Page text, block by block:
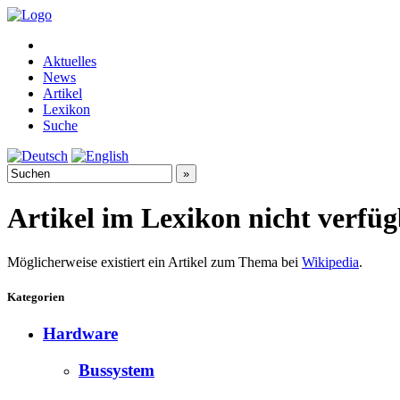
Aktuelles
News
Artikel
Lexikon
Suche
Artikel im Lexikon nicht
Möglicherweise existiert ein Artikel zum Thema bei Wikipedia.
Kategorien
Hardware
Bussystem